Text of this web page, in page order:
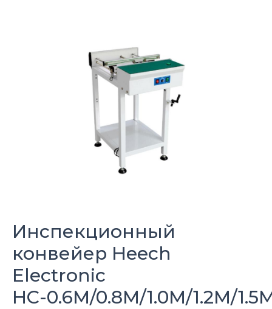
Инспекционный
конвейер Heech
Electronic
HC-0.6M/0.8M/1.0M/1.2M/